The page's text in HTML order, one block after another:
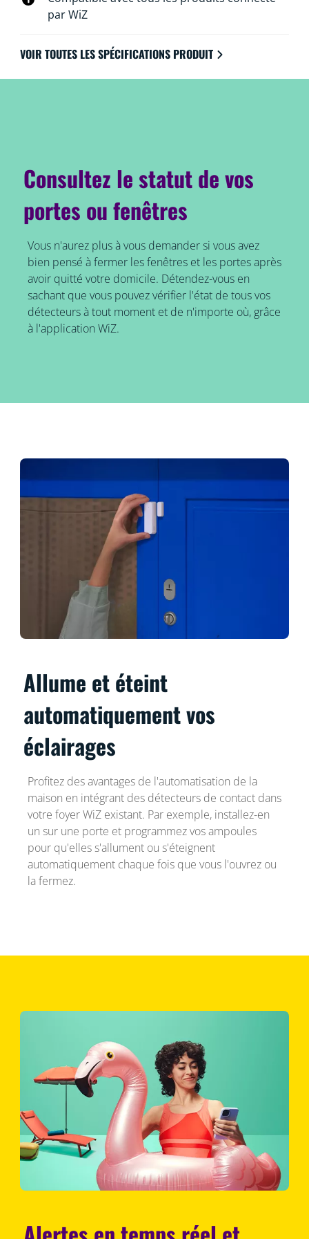
du support adhésif doux. Un rappel de batterie faible
dans l'application WiZ et un indicateur LED sur le
chaque fois que la batterie doit être changée.
par WiZ
VOIR TOUTES LES SPÉCIFICATIONS PRODUIT
Consultez le statut de vos
portes ou fenêtres
Vous n'aurez plus à vous demander si vous avez
bien pensé à fermer les fenêtres et les portes après
avoir quitté votre domicile. Détendez-vous en
sachant que vous pouvez vérifier l'état de tous vos
détecteurs à tout moment et de n'importe où, grâce
à l'application WiZ.
Allume et éteint
automatiquement vos
éclairages
Profitez des avantages de l'automatisation de la
maison en intégrant des détecteurs de contact dans
votre foyer WiZ existant. Par exemple, installez-en
un sur une porte et programmez vos ampoules
pour qu'elles s'allument ou s'éteignent
automatiquement chaque fois que vous l'ouvrez ou
la fermez.